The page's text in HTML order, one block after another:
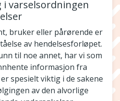
varselsordningen
bruker eller pårørende er
av hendelsesforløpet.
til noe annet, har vi som
informasjon fra
spesielt viktig i de sakene
av den alvorlige